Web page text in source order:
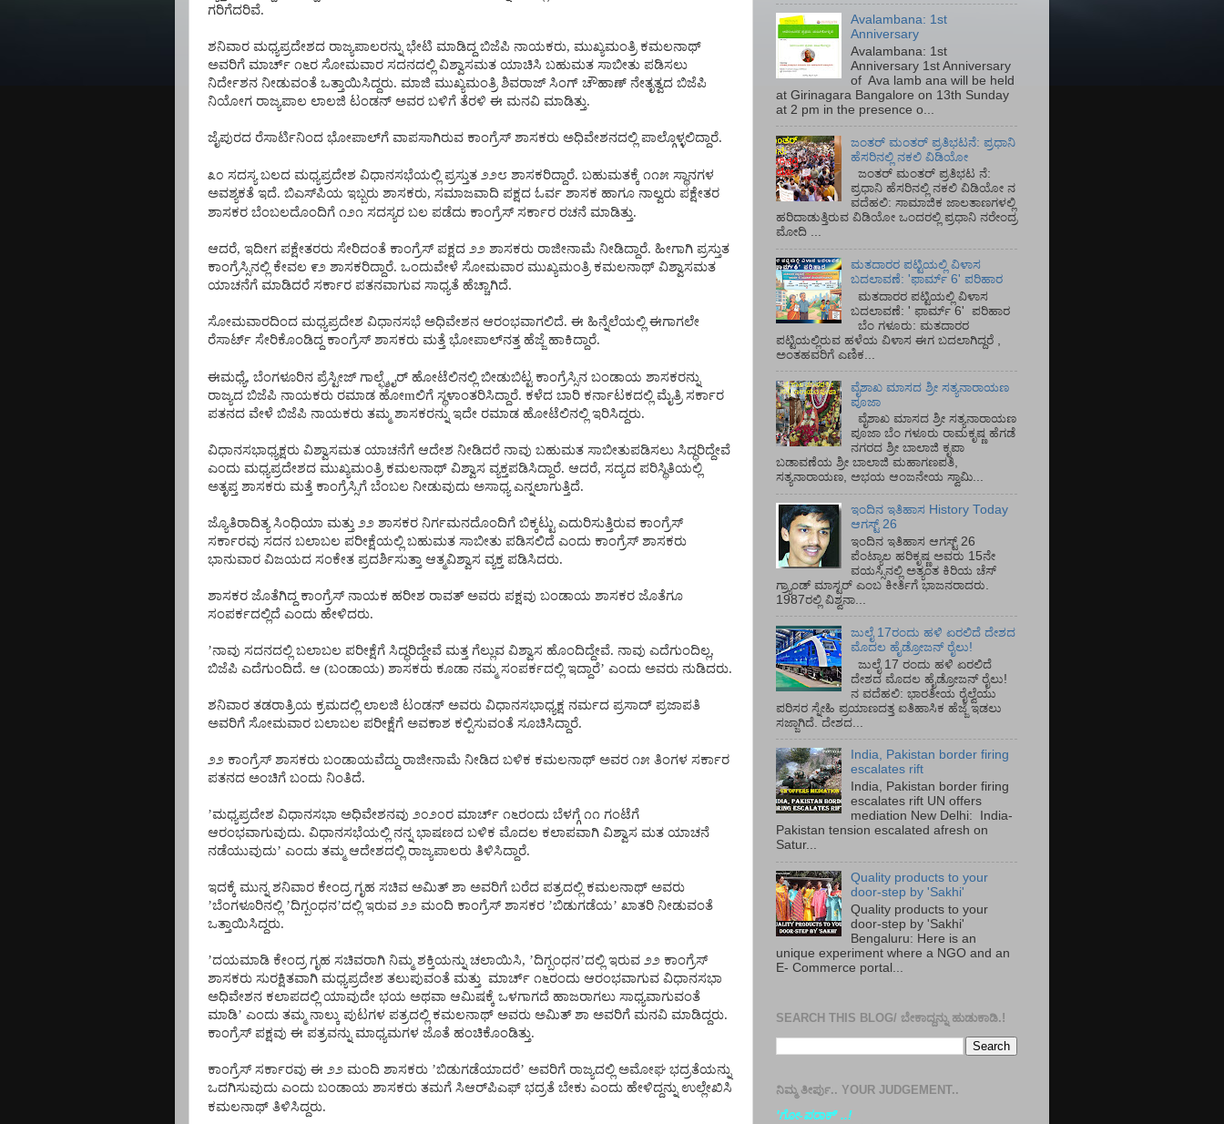
ಗರಿಗೆದರಿವೆ.
ಶನಿವಾರ ಮಧ್ಯಪ್ರದೇಶದ ರಾಜ್ಯಪಾಲರನ್ನು ಭೇಟಿ ಮಾಡಿದ್ದ ಬಿಜೆಪಿ ನಾಯಕರು, ಮುಖ್ಯಮಂತ್ರಿ ಕಮಲನಾಥ್
ಅವರಿಗೆ ಮಾರ್ಚ್ ೧೬ರ ಸೋಮವಾರ ಸದನದಲ್ಲಿ ವಿಶ್ವಾಸಮತ ಯಾಚಿಸಿ ಬಹುಮತ ಸಾಬೀತು ಪಡಿಸಲು
ನಿರ್ದೇಶನ ನೀಡುವಂತೆ ಒತ್ತಾಯಿಸಿದ್ದರು. ಮಾಜಿ ಮುಖ್ಯಮಂತ್ರಿ ಶಿವರಾಜ್ ಸಿಂಗ್ ಚೌಹಾಣ್ ನೇತೃತ್ವದ ಬಿಜೆಪಿ
ನಿಯೋಗ ರಾಜ್ಯಪಾಲ ಲಾಲಜಿ ಟಂಡನ್ ಅವರ ಬಳಿಗೆ ತೆರಳಿ ಈ ಮನವಿ ಮಾಡಿತ್ತು.
ಜೈಪುರದ ರೆಸಾರ್ಟಿನಿಂದ ಭೋಪಾಲ್ಗೆ ವಾಪಸಾಗಿರುವ ಕಾಂಗ್ರೆಸ್ ಶಾಸಕರು ಅಧಿವೇಶನದಲ್ಲಿ ಪಾಲ್ಗೊಳ್ಳಲಿದ್ದಾರೆ.
೩೦ ಸದಸ್ಯ ಬಲದ ಮಧ್ಯಪ್ರದೇಶ ವಿಧಾನಸಭೆಯಲ್ಲಿ ಪ್ರಸ್ತುತ ೨೨೮ ಶಾಸಕರಿದ್ದಾರೆ. ಬಹುಮತಕ್ಕೆ ೧೧೫ ಸ್ಥಾನಗಳ
ಅವಶ್ಯಕತೆ ಇದೆ. ಬಿಎಸ್ಪಿಯ ಇಬ್ಬರು ಶಾಸಕರು, ಸಮಾಜವಾದಿ ಪಕ್ಷದ ಓರ್ವ ಶಾಸಕ ಹಾಗೂ ನಾಲ್ವರು ಪಕ್ಷೇತರ
ಶಾಸಕರ ಬೆಂಬಲದೊಂದಿಗೆ ೧೨೧ ಸದಸ್ಯರ ಬಲ ಪಡೆದು ಕಾಂಗ್ರೆಸ್ ಸರ್ಕಾರ ರಚನೆ ಮಾಡಿತ್ತು.
ಆದರೆ, ಇದೀಗ ಪಕ್ಷೇತರರು ಸೇರಿದಂತೆ ಕಾಂಗ್ರೆಸ್ ಪಕ್ಷದ ೨೨ ಶಾಸಕರು ರಾಜೀನಾಮೆ ನೀಡಿದ್ದಾರೆ. ಹೀಗಾಗಿ ಪ್ರಸ್ತುತ
ಕಾಂಗ್ರೆಸ್ಸಿನಲ್ಲಿ ಕೇವಲ ೯೨ ಶಾಸಕರಿದ್ದಾರೆ. ಒಂದುವೇಳೆ ಸೋಮವಾರ ಮುಖ್ಯಮಂತ್ರಿ ಕಮಲನಾಥ್ ವಿಶ್ವಾಸಮತ
ಯಾಚನೆಗೆ ಮಾಡಿದರೆ ಸರ್ಕಾರ ಪತನವಾಗುವ ಸಾಧ್ಯತೆ ಹೆಚ್ಚಾಗಿದೆ.
ಸೋಮವಾರದಿಂದ ಮಧ್ಯಪ್ರದೇಶ ವಿಧಾನಸಭೆ ಅಧಿವೇಶನ ಆರಂಭವಾಗಲಿದೆ. ಈ ಹಿನ್ನೆಲೆಯಲ್ಲಿ ಈಗಾಗಲೇ
ರೆಸಾರ್ಟ್ ಸೇರಿಕೊಂಡಿದ್ದ ಕಾಂಗ್ರೆಸ್ ಶಾಸಕರು ಮತ್ತೆ ಭೋಪಾಲ್ನತ್ತ ಹೆಜ್ಜೆ ಹಾಕಿದ್ದಾರೆ.
ಈಮಧ್ಯೆ, ಬೆಂಗಳೂರಿನ ಪ್ರೆಸ್ಟೀಜ್ ಗಾಲ್ಫ್ಶೈರ್ ಹೋಟೆಲಿನಲ್ಲಿ ಬೀಡುಬಿಟ್ಟ ಕಾಂಗ್ರೆಸ್ಸಿನ ಬಂಡಾಯ ಶಾಸಕರನ್ನು
ರಾಜ್ಯದ ಬಿಜೆಪಿ ನಾಯಕರು ರಮಾಡ ಹೋmಲಿಗೆ ಸ್ಥಳಾಂತರಿಸಿದ್ದಾರೆ. ಕಳೆದ ಬಾರಿ ಕರ್ನಾಟಕದಲ್ಲಿ ಮೈತ್ರಿ ಸರ್ಕಾರ
ಪತನದ ವೇಳೆ ಬಿಜೆಪಿ ನಾಯಕರು ತಮ್ಮ ಶಾಸಕರನ್ನು ಇದೇ ರಮಾಡ ಹೋಟೆಲಿನಲ್ಲಿ ಇರಿಸಿದ್ದರು.
ವಿಧಾನಸಭಾಧ್ಯಕ್ಷರು ವಿಶ್ವಾಸಮತ ಯಾಚನೆಗೆ ಆದೇಶ ನೀಡಿದರೆ ನಾವು ಬಹುಮತ ಸಾಬೀತುಪಡಿಸಲು ಸಿದ್ಧರಿದ್ದೇವೆ
ಎಂದು ಮಧ್ಯಪ್ರದೇಶದ ಮುಖ್ಯಮಂತ್ರಿ ಕಮಲನಾಥ್ ವಿಶ್ವಾಸ ವ್ಯಕ್ತಪಡಿಸಿದ್ದಾರೆ. ಆದರೆ, ಸದ್ಯದ ಪರಿಸ್ಥಿತಿಯಲ್ಲಿ
ಅತೃಪ್ತ ಶಾಸಕರು ಮತ್ತೆ ಕಾಂಗ್ರೆಸ್ಸಿಗೆ ಬೆಂಬಲ ನೀಡುವುದು ಅಸಾಧ್ಯ ಎನ್ನಲಾಗುತ್ತಿದೆ.
ಜ್ಯೊತಿರಾದಿತ್ಯ ಸಿಂಧಿಯಾ ಮತ್ತು ೨೨ ಶಾಸಕರ ನಿರ್ಗಮನದೊಂದಿಗೆ ಬಿಕ್ಕಟ್ಟು ಎದುರಿಸುತ್ತಿರುವ ಕಾಂಗ್ರೆಸ್
ಸರ್ಕಾರವು ಸದನ ಬಲಾಬಲ ಪರೀಕ್ಷೆಯಲ್ಲಿ ಬಹುಮತ ಸಾಬೀತು ಪಡಿಸಲಿದೆ ಎಂದು ಕಾಂಗ್ರೆಸ್ ಶಾಸಕರು
ಭಾನುವಾರ ವಿಜಯದ ಸಂಕೇತ ಪ್ರದರ್ಶಿಸುತ್ತಾ ಆತ್ಮವಿಶ್ವಾಸ ವ್ಯಕ್ತ ಪಡಿಸಿದರು.
ಶಾಸಕರ ಜೊತೆಗಿದ್ದ ಕಾಂಗ್ರೆಸ್ ನಾಯಕ ಹರೀಶ ರಾವತ್ ಅವರು ಪಕ್ಷವು ಬಂಡಾಯ ಶಾಸಕರ ಜೊತೆಗೂ
ಸಂಪರ್ಕದಲ್ಲಿದೆ ಎಂದು ಹೇಳಿದರು.
’ನಾವು ಸದನದಲ್ಲಿ ಬಲಾಬಲ ಪರೀಕ್ಷೆಗೆ ಸಿದ್ಧರಿದ್ದೇವೆ ಮತ್ತ ಗೆಲ್ಲುವ ವಿಶ್ವಾಸ ಹೊಂದಿದ್ದೇವೆ. ನಾವು ಎದೆಗುಂದಿಲ್ಲ,
ಬಿಜೆಪಿ ಎದೆಗುಂದಿದೆ. ಆ (ಬಂಡಾಯ) ಶಾಸಕರು ಕೂಡಾ ನಮ್ಮ ಸಂಪರ್ಕದಲ್ಲಿ ಇದ್ದಾರೆ’ ಎಂದು ಅವರು ನುಡಿದರು.
ಶನಿವಾರ ತಡರಾತ್ರಿಯ ಕ್ರಮದಲ್ಲಿ ಲಾಲಜಿ ಟಂಡನ್ ಅವರು ವಿಧಾನಸಭಾಧ್ಯಕ್ಷ ನರ್ಮದ ಪ್ರಸಾದ್ ಪ್ರಜಾಪತಿ
ಅವರಿಗೆ ಸೋಮವಾರ ಬಲಾಬಲ ಪರೀಕ್ಷೆಗೆ ಅವಕಾಶ ಕಲ್ಪಿಸುವಂತೆ ಸೂಚಿಸಿದ್ದಾರೆ.
೨೨ ಕಾಂಗ್ರೆಸ್ ಶಾಸಕರು ಬಂಡಾಯವೆದ್ದು ರಾಜೀನಾಮೆ ನೀಡಿದ ಬಳಿಕ ಕಮಲನಾಥ್ ಅವರ ೧೫ ತಿಂಗಳ ಸರ್ಕಾರ
ಪತನದ ಅಂಚಿಗೆ ಬಂದು ನಿಂತಿದೆ.
’ಮಧ್ಯಪ್ರದೇಶ ವಿಧಾನಸಭಾ ಅಧಿವೇಶನವು ೨೦೨೦ರ ಮಾರ್ಚ್ ೧೬ರಂದು ಬೆಳಗ್ಗೆ ೧೧ ಗಂಟೆಗೆ
ಆರಂಭವಾಗುವುದು. ವಿಧಾನಸಭೆಯಲ್ಲಿ ನನ್ನ ಭಾಷಣದ ಬಳಿಕ ಮೊದಲ ಕಲಾಪವಾಗಿ ವಿಶ್ವಾಸ ಮತ ಯಾಚನೆ
ನಡೆಯುವುದು’ ಎಂದು ತಮ್ಮ ಆದೇಶದಲ್ಲಿ ರಾಜ್ಯಪಾಲರು ತಿಳಿಸಿದ್ದಾರೆ.
ಇದಕ್ಕೆ ಮುನ್ನ ಶನಿವಾರ ಕೇಂದ್ರ ಗೃಹ ಸಚಿವ ಅಮಿತ್ ಶಾ ಅವರಿಗೆ ಬರೆದ ಪತ್ರದಲ್ಲಿ ಕಮಲನಾಥ್ ಅವರು
’ಬೆಂಗಳೂರಿನಲ್ಲಿ ’ದಿಗ್ಬಂಧನ’ದಲ್ಲಿ ಇರುವ ೨೨ ಮಂದಿ ಕಾಂಗ್ರೆಸ್ ಶಾಸಕರ ’ಬಿಡುಗಡೆಯ’ ಖಾತರಿ ನೀಡುವಂತೆ
ಒತ್ತಾಯಿಸಿದ್ದರು.
’ದಯಮಾಡಿ ಕೇಂದ್ರ ಗೃಹ ಸಚಿವರಾಗಿ ನಿಮ್ಮ ಶಕ್ತಿಯನ್ನು ಚಲಾಯಿಸಿ, ’ದಿಗ್ಬಂಧನ’ದಲ್ಲಿ ಇರುವ ೨೨ ಕಾಂಗ್ರೆಸ್
ಶಾಸಕರು ಸುರಕ್ಷಿತವಾಗಿ ಮಧ್ಯಪ್ರದೇಶ ತಲುಪುವಂತೆ ಮತ್ತು ಮಾರ್ಚ್ ೧೬ರಂದು ಆರಂಭವಾಗುವ ವಿಧಾನಸಭಾ
ಅಧಿವೇಶನ ಕಲಾಪದಲ್ಲಿ ಯಾವುದೇ ಭಯ ಅಥವಾ ಆಮಿಷಕ್ಕೆ ಒಳಗಾಗದೆ ಹಾಜರಾಗಲು ಸಾಧ್ಯವಾಗುವಂತೆ
ಮಾಡಿ’ ಎಂದು ತಮ್ಮ ನಾಲ್ಕು ಪುಟಗಳ ಪತ್ರದಲ್ಲಿ ಕಮಲನಾಥ್ ಅವರು ಅಮಿತ್ ಶಾ ಅವರಿಗೆ ಮನವಿ ಮಾಡಿದ್ದರು.
ಕಾಂಗ್ರೆಸ್ ಪಕ್ಷವು ಈ ಪತ್ರವನ್ನು ಮಾಧ್ಯಮಗಳ ಜೊತೆ ಹಂಚಿಕೊಂಡಿತ್ತು.
ಕಾಂಗ್ರೆಸ್ ಸರ್ಕಾರವು ಈ ೨೨ ಮಂದಿ ಶಾಸಕರು ’ಬಿಡುಗಡೆಯಾದರೆ’ ಅವರಿಗೆ ರಾಜ್ಯದಲ್ಲಿ ಅಮೋಘ ಭದ್ರತೆಯನ್ನು
ಒದಗಿಸುವುದು ಎಂದು ಬಂಡಾಯ ಶಾಸಕರು ತಮಗೆ ಸಿಆರ್ಪಿಎಫ್ ಭದ್ರತೆ ಬೇಕು ಎಂದು ಹೇಳಿದ್ದನ್ನು ಉಲ್ಲೇಖಿಸಿ
ಕಮಲನಾಥ್ ತಿಳಿಸಿದ್ದರು.
Avalambana: 1st
Anniversary
Avalambana: 1st
Anniversary 1st Anniversary
of Ava lamb ana will be held
at Girinagara Bangalore on 13th Sunday
at 2 pm in the presence o...
ಜಂತರ್ ಮಂತರ್ ಪ್ರತಿಭಟನೆ: ಪ್ರಧಾನಿ
ಹೆಸರಿನಲ್ಲಿ ನಕಲಿ ವಿಡಿಯೋ
ಜಂತರ್ ಮಂತರ್ ಪ್ರತಿಭಟ ನೆ:
ಪ್ರಧಾನಿ ಹೆಸರಿನಲ್ಲಿ ನಕಲಿ ವಿಡಿಯೋ ನ
ವದೆಹಲಿ: ಸಾಮಾಜಿಕ ಜಾಲತಾಣಗಳಲ್ಲಿ
ಹರಿದಾಡುತ್ತಿರುವ ವಿಡಿಯೋ ಒಂದರಲ್ಲಿ ಪ್ರಧಾನಿ ನರೇಂದ್ರ
ಮೋದಿ ...
ಮತದಾರರ ಪಟ್ಟಿಯಲ್ಲಿ ವಿಳಾಸ
ಬದಲಾವಣೆ: 'ಫಾರ್ಮ್ 6' ಪರಿಹಾರ
ಮತದಾರರ ಪಟ್ಟಿಯಲ್ಲಿ ವಿಳಾಸ
ಬದಲಾವಣೆ: ' ಫಾರ್ಮ್ 6' ಪರಿಹಾರ
ಬೆಂ ಗಳೂರು: ಮತದಾರರ
ಪಟ್ಟಿಯಲ್ಲಿರುವ ಹಳೆಯ ವಿಳಾಸ ಈಗ ಬದಲಾಗಿದ್ದರೆ ,
ಅಂತಹವರಿಗೆ ಎಣಿಕ...
ವೈಶಾಖ ಮಾಸದ ಶ್ರೀ ಸತ್ಯನಾರಾಯಣ
ಪೂಜಾ
ವೈಶಾಖ ಮಾಸದ ಶ್ರೀ ಸತ್ಯನಾರಾಯಣ
ಪೂಜಾ ಬೆಂ ಗಳೂರು ರಾಮಕೃಷ್ಣ ಹೆಗಡೆ
ನಗರದ ಶ್ರೀ ಬಾಲಾಜಿ ಕೃಪಾ
ಬಡಾವಣೆಯ ಶ್ರೀ ಬಾಲಾಜಿ ಮಹಾಗಣಪತಿ,
ಸತ್ಯನಾರಾಯಣ, ಅಭಯ ಆಂಜನೇಯ ಸ್ವಾಮಿ...
ಇಂದಿನ ಇತಿಹಾಸ History Today
ಆಗಸ್ಟ್ 26
ಇಂದಿನ ಇತಿಹಾಸ ಆಗಸ್ಟ್ 26
ಪೆಂಟ್ಯಾಲ ಹರಿಕೃಷ್ಣ ಅವರು 15ನೇ
ವಯಸ್ಸಿನಲ್ಲಿ ಅತ್ಯಂತ ಕಿರಿಯ ಚೆಸ್
ಗ್ರ್ಯಾಂಡ್ ಮಾಸ್ಟರ್ ಎಂಬ ಕೀರ್ತಿಗೆ ಭಾಜನರಾದರು.
1987ರಲ್ಲಿ ವಿಶ್ವನಾ...
ಜುಲೈ 17ರಂದು ಹಳಿ ಏರಲಿದೆ ದೇಶದ
ಮೊದಲ ಹೈಡ್ರೋಜನ್ ರೈಲು!
ಜುಲೈ 17 ರಂದು ಹಳಿ ಏರಲಿದೆ
ದೇಶದ ಮೊದಲ ಹೈಡ್ರೋಜನ್ ರೈಲು!
ನ ವದೆಹಲಿ: ಭಾರತೀಯ ರೈಲ್ವೆಯು
ಪರಿಸರ ಸ್ನೇಹಿ ಪ್ರಯಾಣದತ್ತ ಐತಿಹಾಸಿಕ ಹೆಜ್ಜೆ ಇಡಲು
ಸಜ್ಜಾಗಿದೆ. ದೇಶದ...
India, Pakistan border firing
escalates rift
India, Pakistan border firing
escalates rift UN offers
mediation New Delhi: India-
Pakistan tension escalated afresh on
Satur...
Quality products to your
door-step by 'Sakhi'
Quality products to your
door-step by 'Sakhi'
Bengaluru: Here is an
unique experiment where a NGO and an
E- Commerce portal...
SEARCH THIS BLOG/ ಬೇಕಾದ್ದನ್ನು ಹುಡುಕಾಡಿ.!
ನಿಮ್ಮ ತೀರ್ಪು.. YOUR JUDGEMENT..
'ಗೋ-ಪರಾಕ್' ..!